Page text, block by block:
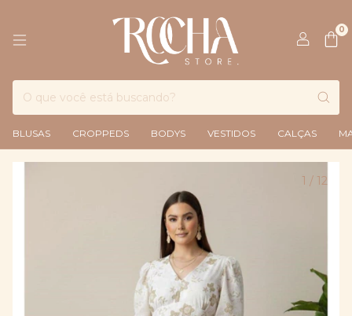
0
BLUSAS CROPPEDS BODYS VESTIDOS CALÇAS
1 / 12